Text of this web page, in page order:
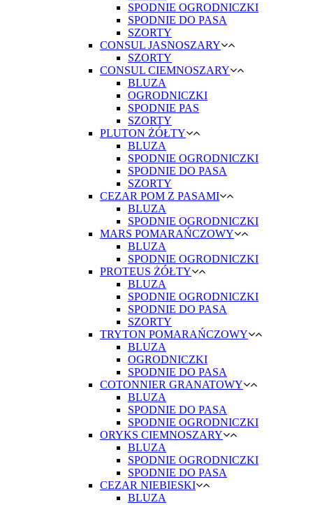
SPODNIE OGRODNICZKI
SPODNIE DO PASA
SZORTY
CONSUL JASNOSZARY
SZORTY
CONSUL CIEMNOSZARY
BLUZA
OGRODNICZKI
SPODNIE PAS
SZORTY
PLUTON ŻÓŁTY
BLUZA
SPODNIE OGRODNICZKI
SPODNIE DO PASA
SZORTY
CEZAR POM Z PASAMI
BLUZA
SPODNIE OGRODNICZKI
MARS POMARAŃCZOWY
BLUZA
SPODNIE OGRODNICZKI
PROTEUS ŻÓŁTY
BLUZA
SPODNIE OGRODNICZKI
SPODNIE DO PASA
SZORTY
TRYTON POMARAŃCZOWY
BLUZA
OGRODNICZKI
SPODNIE DO PASA
COTONNIER GRANATOWY
BLUZA
SPODNIE DO PASA
SPODNIE OGRODNICZKI
ORYKS CIEMNOSZARY
BLUZA
SPODNIE OGRODNICZKI
SPODNIE DO PASA
CEZAR NIEBIESKI
BLUZA